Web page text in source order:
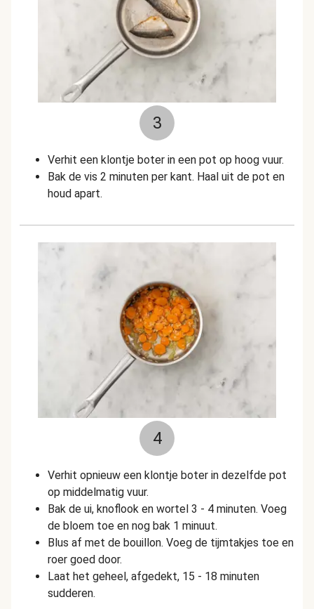
3
Verhit een klontje boter in een pot op hoog vuur.
Bak de vis 2 minuten per kant. Haal uit de pot en
houd apart.
4
Verhit opnieuw een klontje boter in dezelfde pot
op middelmatig vuur.
Bak de ui, knoflook en wortel 3 - 4 minuten. Voeg
de bloem toe en nog bak 1 minuut.
Blus af met de bouillon. Voeg de tijmtakjes toe en
roer goed door.
Laat het geheel, afgedekt, 15 - 18 minuten
sudderen.